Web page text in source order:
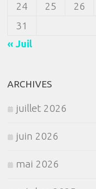
24
25 26
31
« Juil
ARCHIVES
juillet 2026
juin 2026
mai 2026